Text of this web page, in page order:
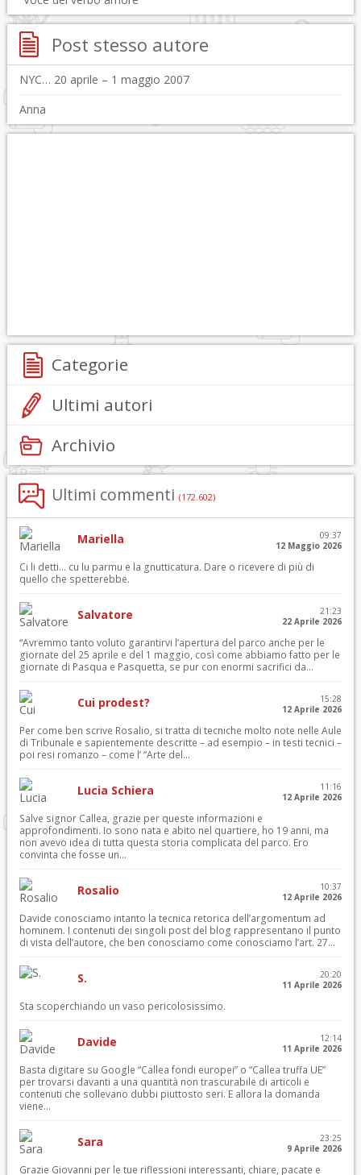
Post stesso autore
NYC… 20 aprile – 1 maggio 2007
Anna
Categorie
Ultimi autori
Archivio
Ultimi commenti (172.602)
Mariella
09:37
12 Maggio 2026
Ci li detti… cu lu parmu e la gnutticatura. Dare o ricevere di più di
quello che spetterebbe.
Salvatore
21:23
22 Aprile 2026
“Avremmo tanto voluto garantirvi l’apertura del parco anche per le
giornate del 25 aprile e del 1 maggio, così come abbiamo fatto per le
giornate di Pasqua e Pasquetta, se pur con enormi sacrifici da...
Cui prodest?
15:28
12 Aprile 2026
Per come ben scrive Rosalio, si tratta di tecniche molto note nelle Aule
di Tribunale e sapientemente descritte – ad esempio – in testi tecnici –
poi resi romanzo – come l’ “Arte del...
Lucia Schiera
11:16
12 Aprile 2026
Salve signor Callea, grazie per queste informazioni e
approfondimenti. Io sono nata e abito nel quartiere, ho 19 anni, ma
non avevo idea di tutta questa storia complicata del parco. Ero
convinta che fosse un...
Rosalio
10:37
12 Aprile 2026
Davide conosciamo intanto la tecnica retorica dell’argomentum ad
hominem. I contenuti dei singoli post del blog rappresentano il punto
di vista dell’autore, che ben conosciamo come conosciamo l’art. 27...
S.
20:20
11 Aprile 2026
Sta scoperchiando un vaso pericolosissimo.
Davide
12:14
11 Aprile 2026
Basta digitare su Google “Callea fondi europei” o “Callea truffa UE”
per trovarsi davanti a una quantità non trascurabile di articoli e
contenuti che sollevano dubbi piuttosto seri. E allora la domanda
viene...
Sara
23:25
9 Aprile 2026
Grazie Giovanni per le tue riflessioni interessanti, chiare, pacate e